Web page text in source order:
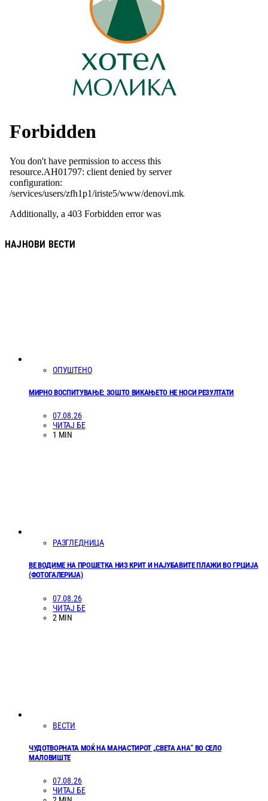
НАЈНОВИ ВЕСТИ
ОПУШТЕНО
МИРНО ВОСПИТУВАЊЕ: ЗОШТО ВИКАЊЕТО НЕ НОСИ РЕЗУЛТАТИ
07.08.26
ЧИТАЈ БЕ
1 MIN
РАЗГЛЕДНИЦА
ВЕ ВОДИМЕ НА ПРОШЕТКА НИЗ КРИТ И НАЈУБАВИТЕ ПЛАЖИ ВО ГРЦИЈА
(ФОТОГАЛЕРИЈА)
07.08.26
ЧИТАЈ БЕ
2 MIN
ВЕСТИ
ЧУДОТВОРНАТА МОЌ НА МАНАСТИРОТ „СВЕТА АНА“ ВО СЕЛО
МАЛОВИШТЕ
07.08.26
ЧИТАЈ БЕ